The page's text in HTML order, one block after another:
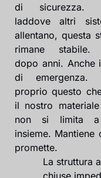
di sicurezza.
laddove altri
allentano, questa
rimane stabile.
dopo anni. Anche
di
proprio questo
il nostro
non si limita a
insieme. Mantiene
promette.
La struttura
chiuse